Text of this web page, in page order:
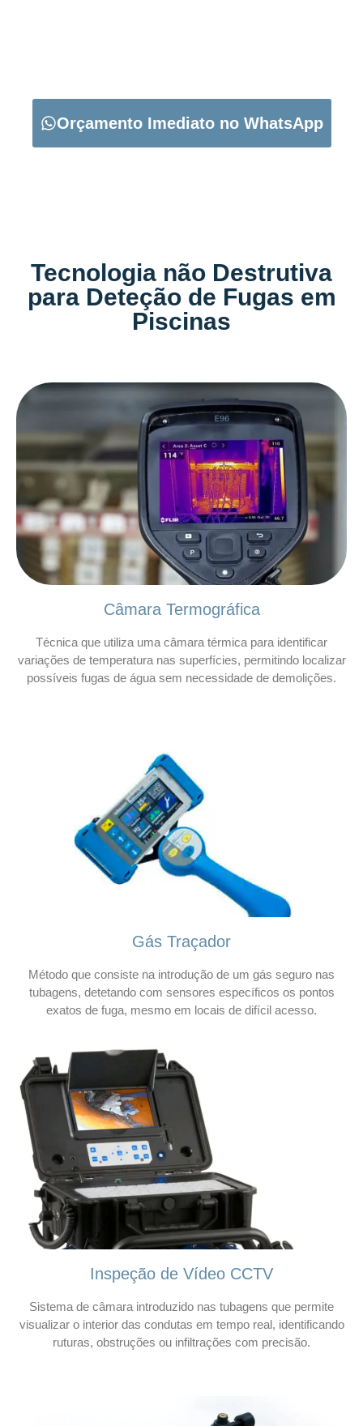
Orçamento Imediato no WhatsApp
Tecnologia não Destrutiva
para Deteção de Fugas em
Piscinas
Câmara Termográfica
Técnica que utiliza uma câmara térmica para identificar
variações de temperatura nas superfícies, permitindo localizar
possíveis fugas de água sem necessidade de demolições.
Gás Traçador
Método que consiste na introdução de um gás seguro nas
tubagens, detetando com sensores específicos os pontos
exatos de fuga, mesmo em locais de difícil acesso.
Inspeção de Vídeo CCTV
Sistema de câmara introduzido nas tubagens que permite
visualizar o interior das condutas em tempo real, identificando
ruturas, obstruções ou infiltrações com precisão.